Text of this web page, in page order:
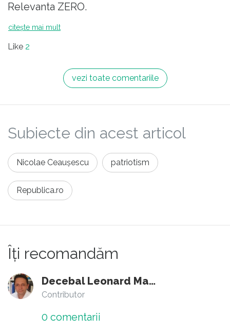
Relevanta ZERO.
citește mai mult
Like 2
vezi toate comentariile
Subiecte din acest articol
Nicolae Ceaușescu patriotism
Republica.ro
Îți recomandăm
Decebal Leonard Marin
Contributor
0 comentarii